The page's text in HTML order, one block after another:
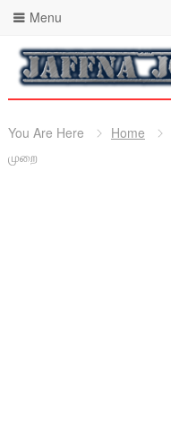
Menu
You Are Here Home
முறை